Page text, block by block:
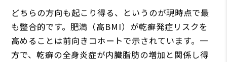
どちらの方向も起こり得る、というのが現時点で最
も整合的です。肥満（高BMI）が乾癬発症リスクを
高めることは前向きコホートで示されています。一
方で、乾癬の全身炎症が内臓脂肪の増加と関係し得